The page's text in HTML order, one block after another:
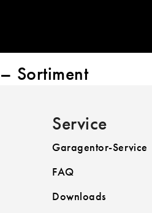
Sortiment
Service
Garagentor-Service
FAQ
Downloads